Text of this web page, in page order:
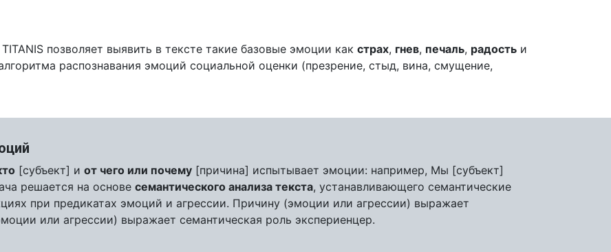
позволяет выявить в тексте такие базовые эмоции как страх, гнев, печаль, радость и
распознавания эмоций социальной оценки (презрение, стыд, вина, смущение,
[субъект] и от чего или почему [причина] испытывает эмоции: например, Мы [субъект]
решается на основе семантического анализа текста, устанавливающего семантические
при предикатах эмоций и агрессии. Причину (эмоции или агрессии) выражает
или агрессии) выражает семантическая роль экспериенцер.